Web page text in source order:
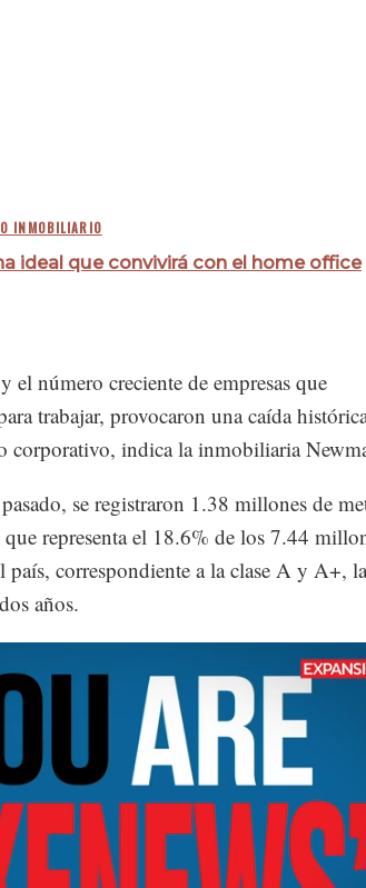
INMOBILIARIO
ideal que convivirá con el home office
el número creciente de empresas que
trabajar, provocaron una caída
corporativo, indica la inmobiliaria
se registraron 1.38 millones de
representa el 18.6% de los 7.44
correspondiente a la clase A y A+,
años.